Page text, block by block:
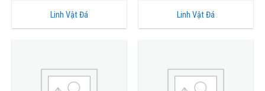
Linh Vật Đá Linh Vật Đá